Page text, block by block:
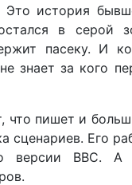
Это история
в серой
пасеку. И
знает за кого
что пишет и
сценариев. Его
версии BBC. А